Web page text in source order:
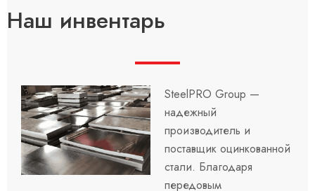
Наш инвентарь
SteelPRO Group —
надежный
производитель и
поставщик оцинкованной
стали. Благодаря
передовым